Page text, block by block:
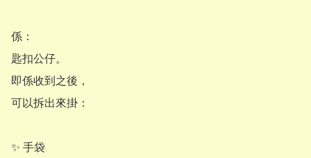
係：
匙扣公仔。
即係收到之後，
可以拆出來掛：
✨ 手袋